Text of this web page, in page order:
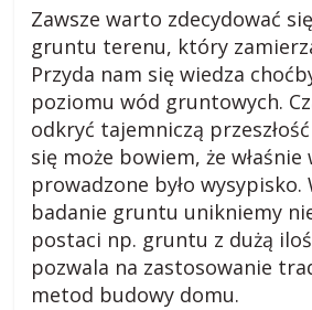
e
s
k
Zawsze warto zdecydować
gruntu terenu, który
Przyda nam się wiedza
poziomu wód gruntowych.
odkryć tajemniczą przeszłość
się może bowiem, że
prowadzone było wysypisko.
badanie gruntu unikniemy
postaci np. gruntu z dużą
pozwala na zastosowanie
metod budowy domu.